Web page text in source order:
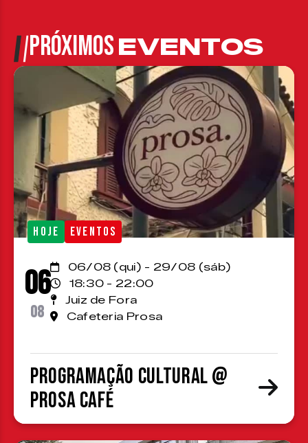
PRÓXIMOSEVENTOS
HOJE EVENTOS
06
08
06/08 (qui) - 29/08 (sáb)
18:30 - 22:00
Juiz de Fora
Cafeteria Prosa
Programação cultural @
Prosa Café